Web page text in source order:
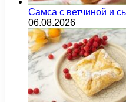
Самса с ветчиной и
06.08.2026